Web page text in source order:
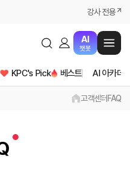
강사 전용
AI
챗봇
KPC's Pick 베스트 AI 아카데
고객센터 FAQ